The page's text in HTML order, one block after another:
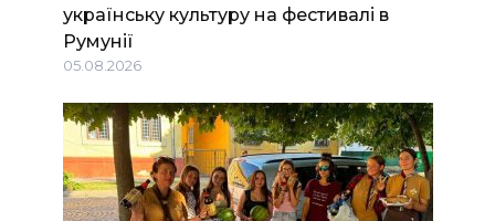
українську культуру на фестивалі в
Румунії
05.08.2026